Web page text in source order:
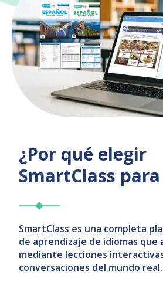
¿Por qué elegir
SmartClass
SmartClass es una completa
de aprendizaje de idiomas que
mediante lecciones
conversaciones del mundo real.